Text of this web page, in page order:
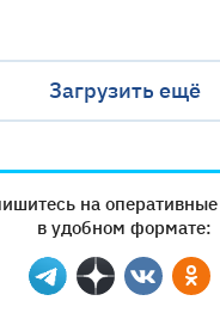
Загрузить ещё
на оперативные
в удобном формате:
Telegram
Дзен